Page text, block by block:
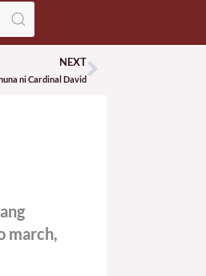
NEXT
ni Cardinal DavidNext
march,